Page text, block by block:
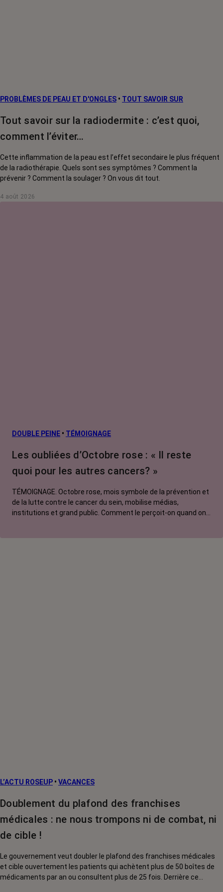
PROBLÈMES DE PEAU ET D'ONGLES • TOUT SAVOIR SUR
Tout savoir sur la radiodermite : c’est quoi,
comment l’éviter…
Cette inflammation de la peau est l’effet secondaire le plus fréquent
de la radiothérapie. Quels sont ses symptômes ? Comment la
prévenir ? Comment la soulager ? On vous dit tout.
4 août 2026
DOUBLE PEINE • TÉMOIGNAGE
Les oubliées d’Octobre rose : « Il reste
quoi pour les autres cancers? »
TÉMOIGNAGE. Octobre rose, mois symbole de la prévention et
de la lutte contre le cancer du sein, mobilise médias,
institutions et grand public. Comment le perçoit-on quand on
L’ACTU ROSEUP • VACANCES
Doublement du plafond des franchises
médicales : ne nous trompons ni de combat, ni
de cible !
Le gouvernement veut doubler le plafond des franchises médicales
et cible ouvertement les patients qui achètent plus de 50 boîtes de
médicaments par an ou consultent plus de 25 fois. Derrière ce